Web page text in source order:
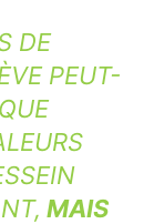
DE
PEUT-
MAIS